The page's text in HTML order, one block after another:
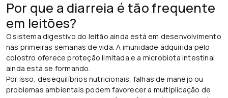
Por que a diarreia é tão frequente
em leitões?
O sistema digestivo do leitão ainda está em desenvolvimento
nas primeiras semanas de vida. A imunidade adquirida pelo
colostro oferece proteção limitada e a microbiota intestinal
ainda está se formando.
Por isso, desequilíbrios nutricionais, falhas de manejo ou
problemas ambientais podem favorecer a multiplicação de